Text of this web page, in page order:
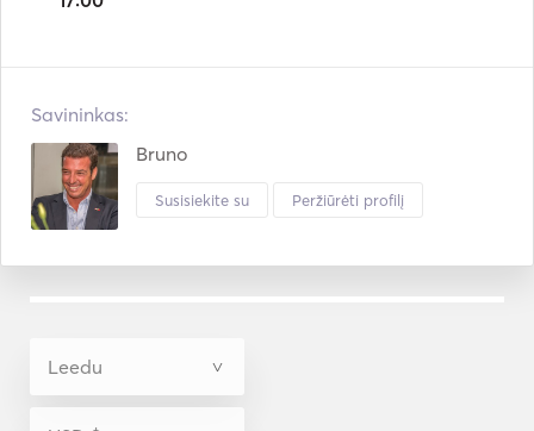
Savininkas:
Bruno
Susisiekite su Peržiūrėti profilį